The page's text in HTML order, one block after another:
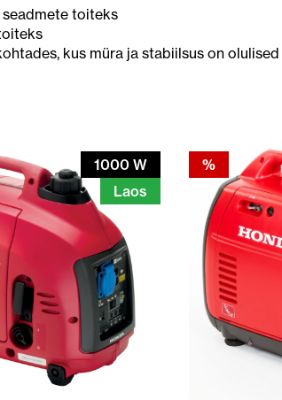
toiteks
kus müra ja stabiilsus on olulised
1000 W
Laos
%